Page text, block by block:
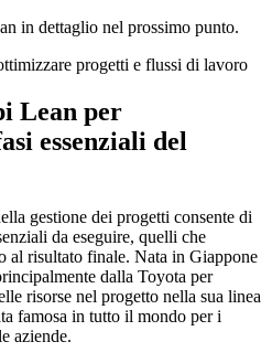
in dettaglio nel prossimo punto.
Lean per
essenziali del
gestione dei progetti consente di
da eseguire, quelli che
al risultato finale. Nata in Giappone
dalla Toyota per
risorse nel progetto nella sua linea
famosa in tutto il mondo per i
aziende.